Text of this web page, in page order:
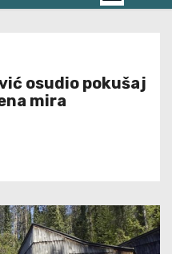
osudio pokušaj
mira